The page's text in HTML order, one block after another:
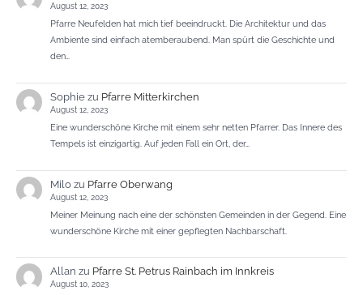
August 12, 2023
Pfarre Neufelden hat mich tief beeindruckt. Die Architektur und das
Ambiente sind einfach atemberaubend. Man spürt die Geschichte und
den…
Sophiezu Pfarre Mitterkirchen
August 12, 2023
Eine wunderschöne Kirche mit einem sehr netten Pfarrer. Das Innere des
Tempels ist einzigartig. Auf jeden Fall ein Ort, der…
Milozu Pfarre Oberwang
August 12, 2023
Meiner Meinung nach eine der schönsten Gemeinden in der Gegend. Eine
wunderschöne Kirche mit einer gepflegten Nachbarschaft.
Allan zu Pfarre St. Petrus Rainbach im Innkreis
August 10, 2023